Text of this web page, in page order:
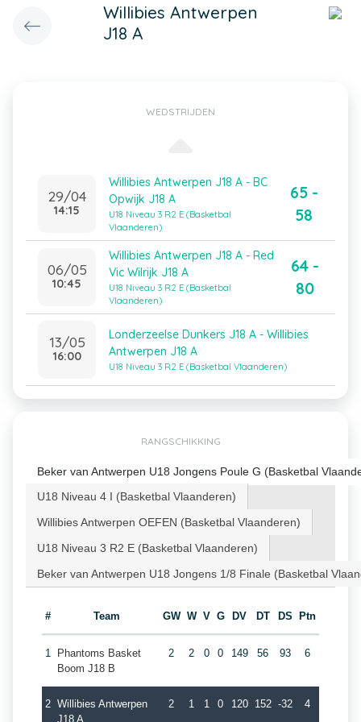
Willibies Antwerpen
J18 A
WEDSTRIJDEN
29/04
14:15
Willibies Antwerpen J18 A - BC
Opwijk J18 A
U18 Niveau 3 R2 E (Basketbal
Vlaanderen)
65 -
58
06/05
10:45
Willibies Antwerpen J18 A - Red
Vic Wilrijk J18 A
U18 Niveau 3 R2 E (Basketbal
Vlaanderen)
64 -
80
13/05
16:00
Londerzeelse Dunkers J18 A - Willibies
Antwerpen J18 A
U18 Niveau 3 R2 E (Basketbal Vlaanderen)
RANGSCHIKKING
Beker van Antwerpen U18 Jongens Poule G (Basketbal
U18 Niveau 4 I (Basketbal Vlaanderen)
Willibies Antwerpen OEFEN (Basketbal Vlaanderen)
U18 Niveau 3 R2 E (Basketbal Vlaanderen)
Beker van Antwerpen U18 Jongens 1/8 Finale (Basketbal
# Team GW W V G DV DT DS Ptn
1
Phantoms Basket
Boom J18 B
2 2 0 0 149 56 93 6
2 Willibies Antwerpen
J18 A
2 1 1 0 120 152 -32 4